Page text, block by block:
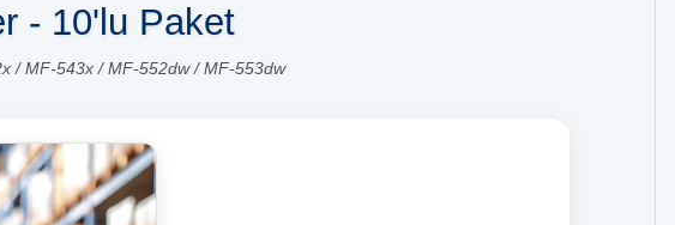
- 10'lu Paket
/ MF-543x / MF-552dw / MF-553dw